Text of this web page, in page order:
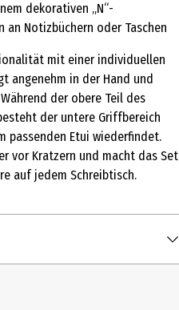
dekorativen „N“-
an Notizbüchern oder Taschen
mit einer individuellen
angenehm in der Hand und
der obere Teil des
der untere Griffbereich
passenden Etui wiederfindet.
vor Kratzern und macht das Set
auf jedem Schreibtisch.